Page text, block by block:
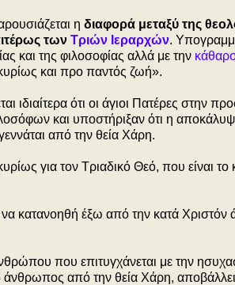
η διαφορά μεταξύ της
των Τριών Ιεραρχών.
και της φιλοσοφίας αλλά με την
και προ παντός ζωή».
ιδιαίτερα ότι οι άγιοι Πατέρες στην
και υποστήριξαν ότι η
από την θεία Χάρη.
για τον Τριαδικό Θεό, που είναι το
κατανοηθή έξω από την κατά Χριστόν
που επιτυγχάνεται με την
άνθρωπος από την θεία Χάρη,